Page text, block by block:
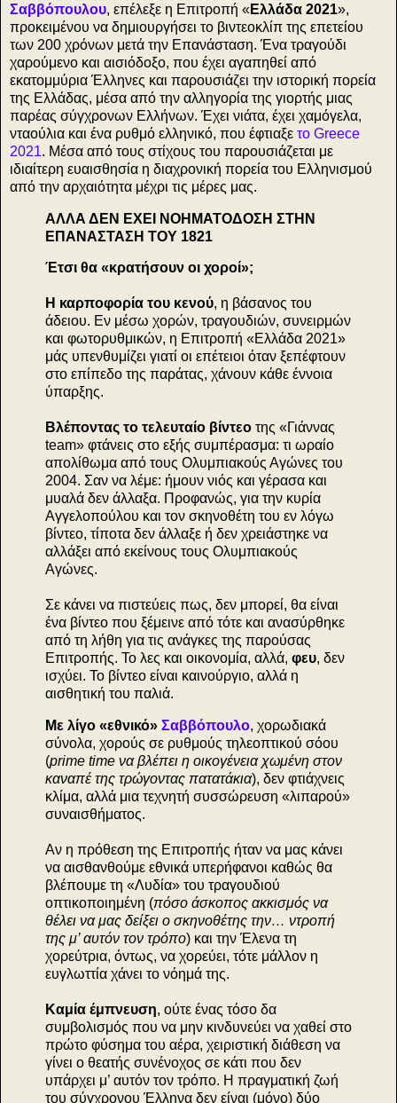
Σαββόπουλου, επέλεξε η Επιτροπή «Ελλάδα 2021»,
προκειμένου να δημιουργήσει το βιντεοκλίπ της επετείου
των 200 χρόνων μετά την Επανάσταση. Ένα τραγούδι
χαρούμενο και αισιόδοξο, που έχει αγαπηθεί από
εκατομμύρια Έλληνες και παρουσιάζει την ιστορική πορεία
της Ελλάδας, μέσα από την αλληγορία της γιορτής μιας
παρέας σύγχρονων Ελλήνων. Έχει νιάτα, έχει χαμόγελα,
νταούλια και ένα ρυθμό ελληνικό, που έφτιαξε το Greece
2021. Μέσα από τους στίχους του παρουσιάζεται με
ιδιαίτερη ευαισθησία η διαχρονική πορεία του Ελληνισμού
από την αρχαιότητα μέχρι τις μέρες μας.
ΑΛΛΑ ΔΕΝ ΕΧΕΙ ΝΟΗΜΑΤΟΔΟΣΗ ΣΤΗΝ
ΕΠΑΝΑΣΤΑΣΗ ΤΟΥ 1821
Έτσι θα «κρατήσουν οι χοροί»;
Η καρποφορία του κενού, η βάσανος του
άδειου. Εν μέσω χορών, τραγουδιών, συνειρμών
και φωτορυθμικών, η Επιτροπή «Ελλάδα 2021»
μάς υπενθυμίζει γιατί οι επέτειοι όταν ξεπέφτουν
στο επίπεδο της παράτας, χάνουν κάθε έννοια
ύπαρξης.
Βλέποντας το τελευταίο βίντεο της «Γιάννας
team» φτάνεις στο εξής συμπέρασμα: τι ωραίο
απολίθωμα από τους Ολυμπιακούς Αγώνες του
2004. Σαν να λέμε: ήμουν νιός και γέρασα και
μυαλά δεν άλλαξα. Προφανώς, για την κυρία
Αγγελοπούλου και τον σκηνοθέτη του εν λόγω
βίντεο, τίποτα δεν άλλαξε ή δεν χρειάστηκε να
αλλάξει από εκείνους τους Ολυμπιακούς
Αγώνες.
Σε κάνει να πιστεύεις πως, δεν μπορεί, θα είναι
ένα βίντεο που ξέμεινε από τότε και ανασύρθηκε
από τη λήθη για τις ανάγκες της παρούσας
Επιτροπής. Το λες και οικονομία, αλλά, φευ, δεν
ισχύει. Το βίντεο είναι καινούργιο, αλλά η
αισθητική του παλιά.
Με λίγο «εθνικό» Σαββόπουλο, χορωδιακά
σύνολα, χορούς σε ρυθμούς τηλεοπτικού σόου
(prime time να βλέπει η οικογένεια χωμένη στον
καναπέ της τρώγοντας πατατάκια), δεν φτιάχνεις
κλίμα, αλλά μια τεχνητή συσσώρευση «λιπαρού»
συναισθήματος.
Αν η πρόθεση της Επιτροπής ήταν να μας κάνει
να αισθανθούμε εθνικά υπερήφανοι καθώς θα
βλέπουμε τη «Λυδία» του τραγουδιού
οπτικοποιημένη (πόσο άσκοπος ακκισμός να
θέλει να μας δείξει ο σκηνοθέτης την… ντροπή
της μ’ αυτόν τον τρόπο) και την Έλενα τη
χορεύτρια, όντως, να χορεύει, τότε μάλλον η
ευγλωττία χάνει το νόημά της.
Καμία έμπνευση, ούτε ένας τόσο δα
συμβολισμός που να μην κινδυνεύει να χαθεί στο
πρώτο φύσημα του αέρα, χειριστική διάθεση να
γίνει ο θεατής συνένοχος σε κάτι που δεν
υπάρχει μ’ αυτόν τον τρόπο. Η πραγματική ζωή
του σύγχρονου Έλληνα δεν είναι (μόνο) δύο